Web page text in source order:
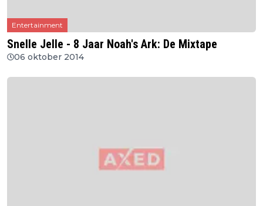
Entertainment
Snelle Jelle - 8 Jaar Noah's Ark: De Mixtape
06 oktober 2014